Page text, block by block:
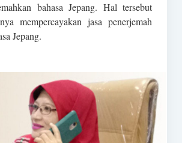
bahasa Jepang. Hal tersebut
mempercayakan jasa penerjemah
Jepang.